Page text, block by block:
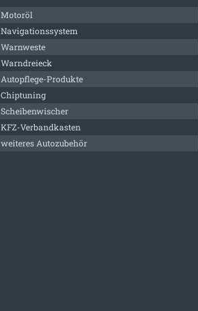
Motoröl
Navigationssystem
Warnweste
Warndreieck
Autopflege-Produkte
Chiptuning
Scheibenwischer
KFZ-Verbandkasten
weiteres Autozubehör